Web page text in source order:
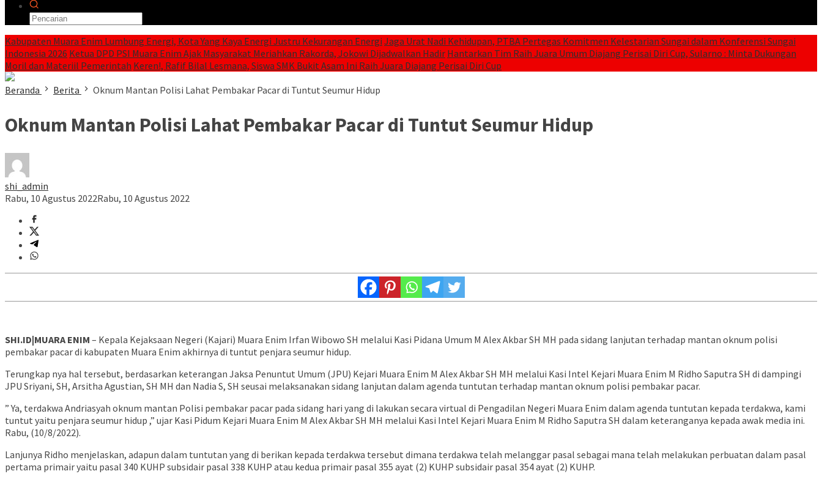
Kabupaten Muara Enim Lumbung Energi, Kota Yang Kaya Energi Justru Kekurangan Energi Jaga Urat Nadi Kehidupan, PTBA Pertegas Komitmen Kelestarian Sungai dalam Konferensi Sungai
Indonesia 2026 Ketua DPD PSI Muara Enim Ajak Masyarakat Meriahkan Rakorda, Jokowi Dijadwalkan Hadir Hantarkan Tim Raih Juara Umum Diajang Perisai Diri Cup, Sularno : Minta Dukungan
Moril dan Materiil Pemerintah Keren!, Rafif Bilal Lesmana, Siswa SMK Bukit Asam Ini Raih Juara Diajang Perisai Diri Cup
Beranda
Berita Oknum Mantan Polisi Lahat Pembakar Pacar di Tuntut Seumur Hidup
Oknum Mantan Polisi Lahat Pembakar Pacar di Tuntut Seumur Hidup
shi_admin
Rabu, 10 Agustus 2022Rabu, 10 Agustus 2022
SHI.ID|MUARA ENIM – Kepala Kejaksaan Negeri (Kajari) Muara Enim Irfan Wibowo SH melalui Kasi Pidana Umum M Alex Akbar SH MH pada sidang lanjutan terhadap mantan oknum polisi
pembakar pacar di kabupaten Muara Enim akhirnya di tuntut penjara seumur hidup.
Terungkap nya hal tersebut, berdasarkan keterangan Jaksa Penuntut Umum (JPU) Kejari Muara Enim M Alex Akbar SH MH melalui Kasi Intel Kejari Muara Enim M Ridho Saputra SH di dampingi
JPU Sriyani, SH, Arsitha Agustian, SH MH dan Nadia S, SH seusai melaksanakan sidang lanjutan dalam agenda tuntutan terhadap mantan oknum polisi pembakar pacar.
” Ya, terdakwa Andriasyah oknum mantan Polisi pembakar pacar pada sidang hari yang di lakukan secara virtual di Pengadilan Negeri Muara Enim dalam agenda tuntutan kepada terdakwa, kami
tuntut yaitu penjara seumur hidup ,” ujar Kasi Pidum Kejari Muara Enim M Alex Akbar SH MH melalui Kasi Intel Kejari Muara Enim M Ridho Saputra SH dalam keteranganya kepada awak media ini.
Rabu, (10/8/2022).
Lanjunya Ridho menjelaskan, adapun dalam tuntutan yang di berikan kepada terdakwa tersebut dimana terdakwa telah melanggar pasal sebagai mana telah melakukan perbuatan dalam pasal
pertama primair yaitu pasal 340 KUHP subsidair pasal 338 KUHP atau kedua primair pasal 355 ayat (2) KUHP subsidair pasal 354 ayat (2) KUHP.